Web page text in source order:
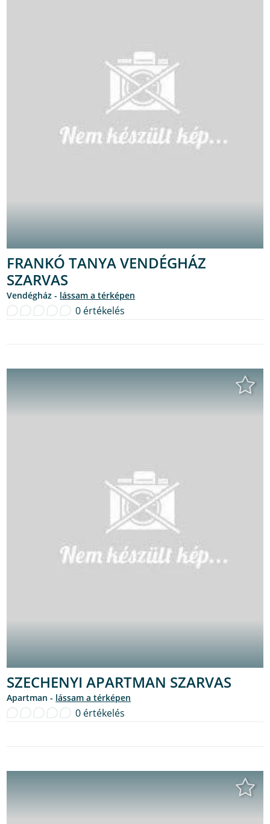
FRANKÓ TANYA VENDÉGHÁZ
SZARVAS
Vendégház - lássam a térképen
0 értékelés
SZECHENYI APARTMAN SZARVAS
Apartman - lássam a térképen
0 értékelés